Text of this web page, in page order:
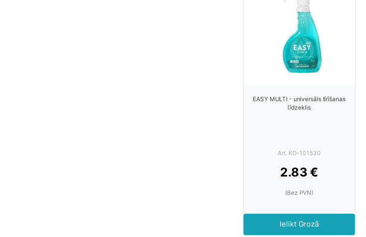
EASY MULTI - universāls tīrīšanas
līdzeklis
Art. KD-101530
2.83 €
(Bez PVN)
Ielikt Grozā